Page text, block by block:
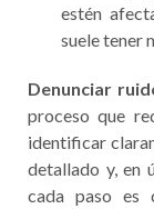
estén
suele tener
Denunciar
proceso que
identificar
detallado y, en
cada paso es